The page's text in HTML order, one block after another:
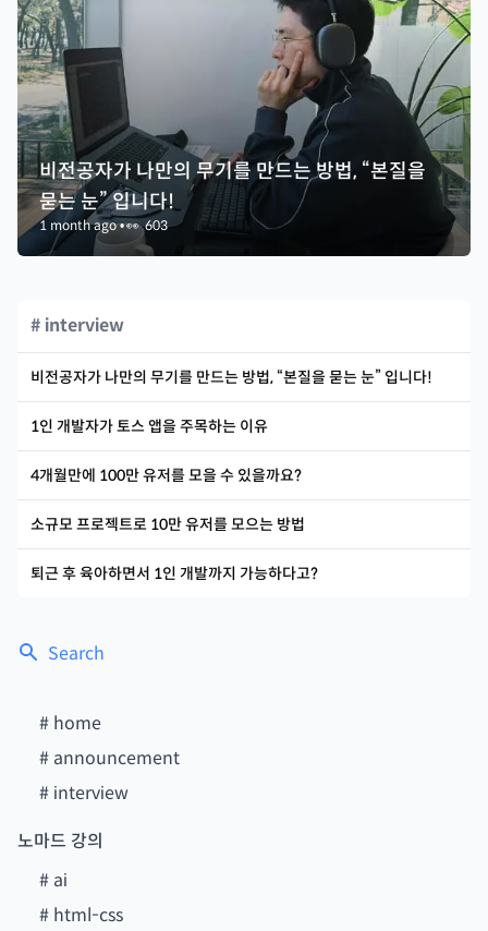
Search
# home
# announcement
# interview
노마드 강의
# ai
# html-css
비전공자가 나만의 무기를 만드는 방법, “본질을
묻는 눈” 입니다!
1 month ago•👀603
# interview
비전공자가 나만의 무기를 만드는 방법, “본질을 묻는 눈” 입니다!
1인 개발자가 토스 앱을 주목하는 이유
4개월만에 100만 유저를 모을 수 있을까요?
소규모 프로젝트로 10만 유저를 모으는 방법
퇴근 후 육아하면서 1인 개발까지 가능하다고?